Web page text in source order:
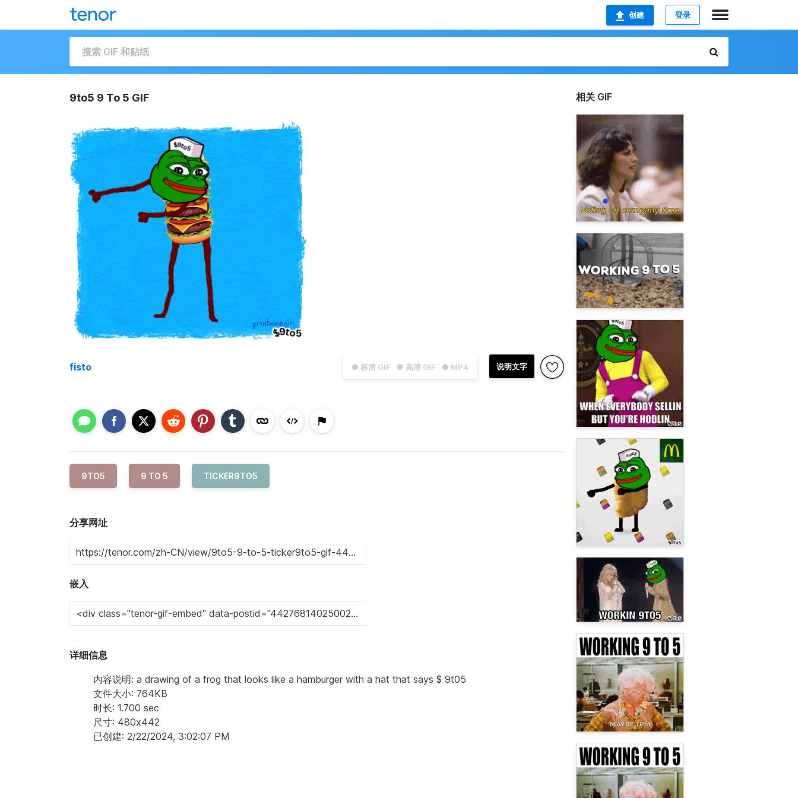
创建 登录
9to5 9 To 5 GIF
● 标清 GIF ● 高清 GIF ● MP4 说明文字
fisto
9TO5 9 TO 5 TICKER9TO5
分享网址
嵌入
详细信息
内容说明: a drawing of a frog that looks like a hamburger with a hat that says $ 9t05
文件大小: 764KB
时长: 1.700 sec
尺寸: 480x442
已创建: 2/22/2024, 3:02:07 PM
相关 GIF